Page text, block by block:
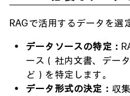
RAGで活用するデータを選
データソースの特定：
ース（社内文書、デー
ど）を特定します。
データ形式の決定： 収